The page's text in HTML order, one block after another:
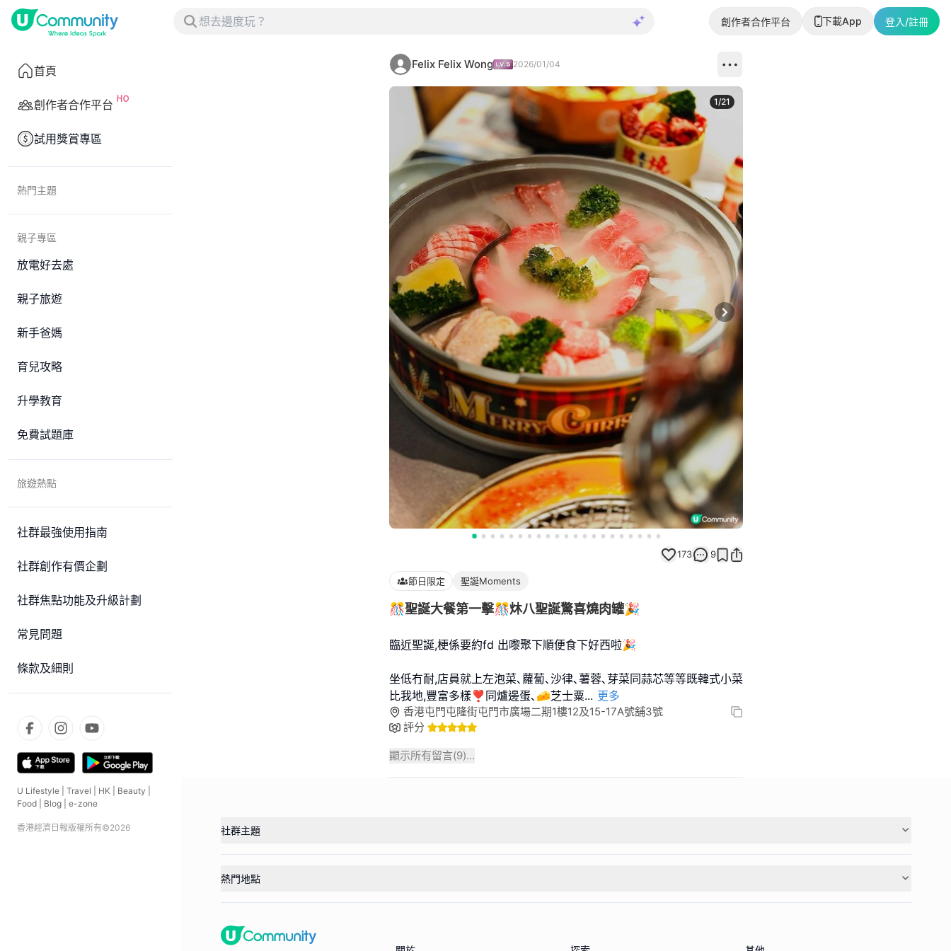
創作者合作平台 下載App 登入/註冊
首頁
創作者合作平台
試用獎賞專區
熱門主題
親子專區
放電好去處
親子旅遊
新手爸媽
育兒攻略
升學教育
免費試題庫
旅遊熱點
社群最強使用指南
社群創作有價企劃
社群焦點功能及升級計劃
常見問題
條款及細則
U Lifestyle Travel HK Beauty
Food
Blog e-zone
香港經濟日報版權所有©2026
Felix Felix Wong 2026/01/04
Next slide
1/21
173 9
節日限定 聖誕Moments
🎊聖誕大餐第一擊🎊炑八聖誕驚喜燒肉罐🎉
臨近聖誕,梗係要約fd 出嚟聚下順便食下好西啦🎉
坐低冇耐,店員就上左泡菜､蘿蔔､沙律､薯蓉､芽菜同蒜芯等等既韓式小菜
比我地,豐富多樣❣️同爐邊蛋､🧀芝士粟... 更多
香港屯門屯隆街屯門市廣場二期1樓12及15-17A號舖3號
評分
顯示所有留言(9)...
社群主題
熱門地點